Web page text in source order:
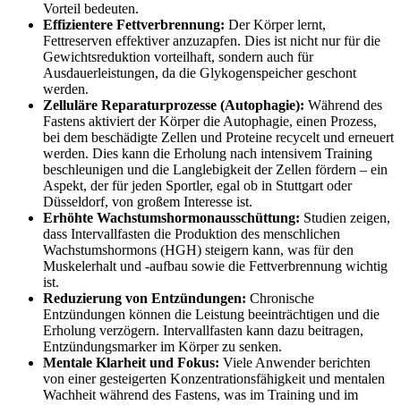
Vorteil bedeuten.
Effizientere Fettverbrennung: Der Körper lernt,
Fettreserven effektiver anzuzapfen. Dies ist nicht nur für die
Gewichtsreduktion vorteilhaft, sondern auch für
Ausdauerleistungen, da die Glykogenspeicher geschont
werden.
Zelluläre Reparaturprozesse (Autophagie): Während des
Fastens aktiviert der Körper die Autophagie, einen Prozess,
bei dem beschädigte Zellen und Proteine recycelt und erneuert
werden. Dies kann die Erholung nach intensivem Training
beschleunigen und die Langlebigkeit der Zellen fördern – ein
Aspekt, der für jeden Sportler, egal ob in Stuttgart oder
Düsseldorf, von großem Interesse ist.
Erhöhte Wachstumshormonausschüttung: Studien zeigen,
dass Intervallfasten die Produktion des menschlichen
Wachstumshormons (HGH) steigern kann, was für den
Muskelerhalt und -aufbau sowie die Fettverbrennung wichtig
ist.
Reduzierung von Entzündungen: Chronische
Entzündungen können die Leistung beeinträchtigen und die
Erholung verzögern. Intervallfasten kann dazu beitragen,
Entzündungsmarker im Körper zu senken.
Mentale Klarheit und Fokus: Viele Anwender berichten
von einer gesteigerten Konzentrationsfähigkeit und mentalen
Wachheit während des Fastens, was im Training und im